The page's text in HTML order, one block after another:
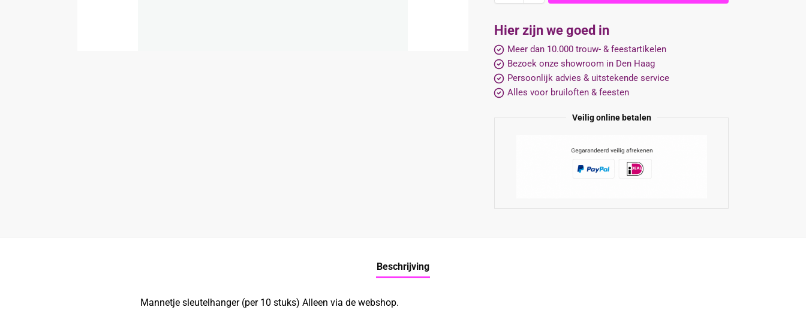
Hier zijn we goed in
Meer dan 10.000 trouw- & feestartikelen
Bezoek onze showroom in Den Haag
Persoonlijk advies & uitstekende service
Alles voor bruiloften & feesten
Veilig online betalen
Beschrijving
Mannetje sleutelhanger (per 10 stuks) Alleen via de webshop.